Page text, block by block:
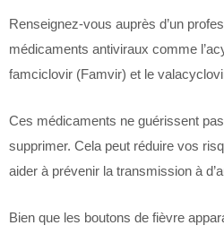
Renseignez-vous auprès d’un
médicaments antiviraux comme
famciclovir (Famvir) et le
Ces médicaments ne guérissent
supprimer. Cela peut réduire vos
aider à prévenir la transmission à
Bien que les boutons de fièvre